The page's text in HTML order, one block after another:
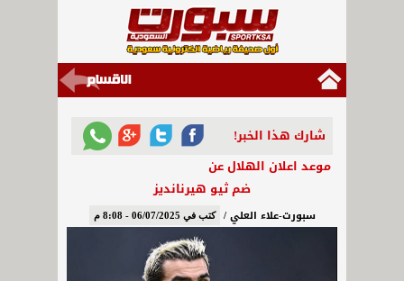
شارك هذا الخبر!
موعد اعلان الهلال عن
ضم ثيو هيرنانديز
سبورت-علاء العلي / كتب في 06/07/2025 - 8:08 م